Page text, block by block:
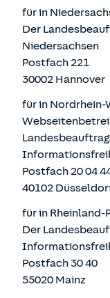
für in
Der
Niedersachsen
Postfach 221
30002 Hannover
für in Nordrhein-
Postfach 20 04
40102
für in
Der
Postfach 30 40
55020 Mainz